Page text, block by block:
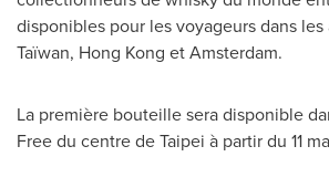
disponibles pour les voyageurs dans
Taïwan, Hong Kong etAmsterdam.
La première bouteille sera disponible
Free du centre deTaipei à partir du 11